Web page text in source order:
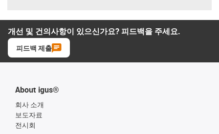
개선 및 건의사항이 있으신가요? 피드백을 주세요.
피드백 제출
About igus®
회사 소개
보도자료
전시회